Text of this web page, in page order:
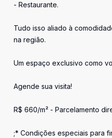
- Restaurante.
Tudo isso aliado à
na região.
Um espaço exclusivo como
Agende sua visita!
R$ 660/m² - Parcelamento
;* Condições especiais para